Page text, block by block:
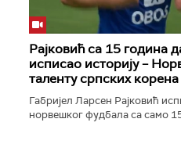
Рајковић са 15 година
исписао историју –
таленту српских корена
Габријел Ларсен Рајковић
норвешког фудбала са само